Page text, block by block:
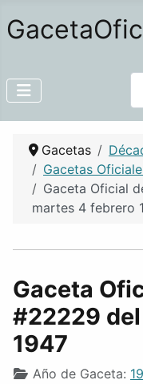
Gacetas
Gacetas
Gaceta Oficial
martes 4 febrero
Gaceta
#22229
1947
Año de Gaceta: